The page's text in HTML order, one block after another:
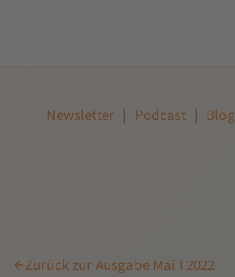
Newsletter | Podcast | Blog
Zurück zur Ausgabe Mai I 2022